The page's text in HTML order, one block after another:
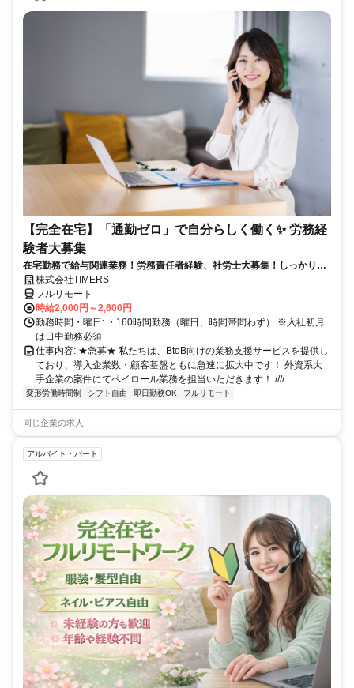
【完全在宅】「通勤ゼロ」で自分らしく働く✨ 労務経
験者大募集
在宅勤務で給与関連業務！労務責任者経験、社労士大募集！しっかり稼
ぎたい方、注目！
株式会社TIMERS
フルリモート
時給2,000円～2,600円
勤務時間・曜日: ・160時間勤務（曜日、時間帯問わず） ※入社初月
は日中勤務必須
仕事内容: ★急募★ 私たちは、BtoB向けの業務支援サービスを提供し
ており、導入企業数・顧客基盤ともに急速に拡大中です！ 外資系大
手企業の案件にてペイロール業務を担当いただきます！ ////...
変形労働時間制 シフト自由 即日勤務OK フルリモート
同じ企業の求人
アルバイト・パート